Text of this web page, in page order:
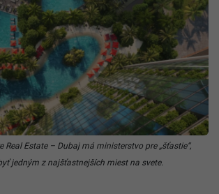
Real Estate – Dubaj má ministerstvo pre „šťastie“,
jedným z najšťastnejších miest na svete.